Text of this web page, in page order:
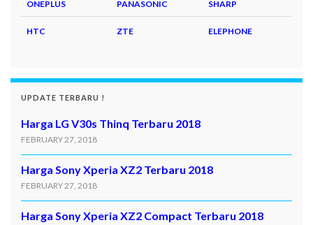
ONEPLUS PANASONIC SHARP
HTC ZTE ELEPHONE
UPDATE TERBARU !
Harga LG V30s Thinq Terbaru 2018
FEBRUARY 27, 2018
Harga Sony Xperia XZ2 Terbaru 2018
FEBRUARY 27, 2018
Harga Sony Xperia XZ2 Compact Terbaru 2018